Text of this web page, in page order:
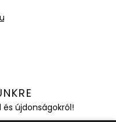
újdonságokról!